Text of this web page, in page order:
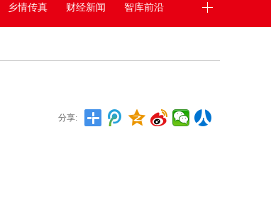
乡情传真 财经新闻 智库前沿
分享: